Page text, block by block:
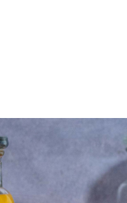
ο χυμός
μετά το
μέρος των